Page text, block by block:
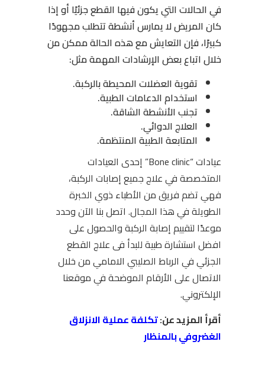
في الحالات التي يكون فيها القطع جزئيًا أو إذا
كان المريض لا يمارس أنشطة تتطلب مجهودًا
كبيرًا، فإن التعايش مع هذه الحالة ممكن من
خلال اتباع بعض الإرشادات المهمة مثل:
تقوية العضلات المحيطة بالركبة.
استخدام الدعامات الطبية.
تجنب الأنشطة الشاقة.
العلاج الدوائي.
المتابعة الطبية المنتظمة.
عيادات “Bone clinic” إحدى العيادات
المتخصصة في علاج جميع إصابات الركبة،
فهي تضم فريق من الأطباء ذوي الخبرة
الطويلة في هذا المجال. اتصل بنا الآن وحدد
موعدًا لتقييم إصابة الركبة والحصول على
افضل استشارة طبية للبدأ فى علاج القطع
الجزئي في الرباط الصليبي الامامي من خلال
الاتصال على الأرقام الموضحة في موقعنا
الإلكتروني.
أقرأ المزيد عن:تكلفة عملية الانزلاق
الغضروفي بالمنظار